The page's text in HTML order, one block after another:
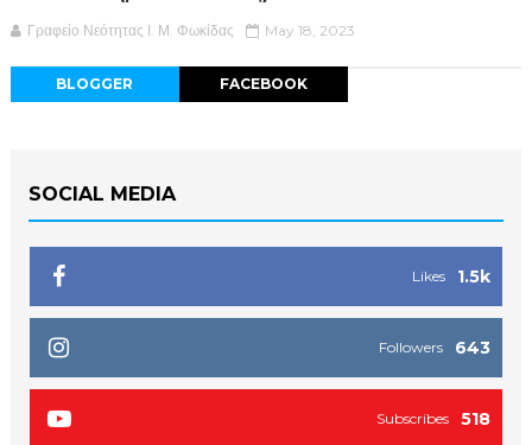
Γραφείο Νεότητας Ι. Μ. Φωκίδας May 18, 2023
BLOGGER FACEBOOK
SOCIAL MEDIA
1.5k
Likes
643
Followers
518
Subscribes